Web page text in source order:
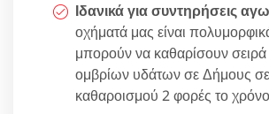
Ιδανικά για συντηρήσεις
οχήματά μας είναι
μπορούν να καθαρίσουν σειρά
ομβρίων υδάτων σε Δήμους
καθαροισμού 2 φορές το